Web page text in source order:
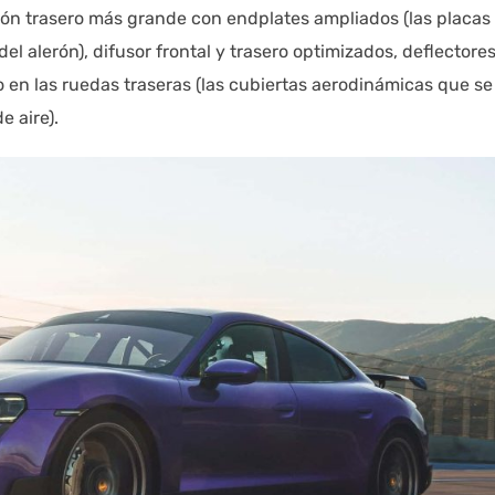
trasero más grande con endplates ampliados (las placas
alerón), difusor frontal y trasero optimizados, deflectores
las ruedas traseras (las cubiertas aerodinámicas que se
aire).